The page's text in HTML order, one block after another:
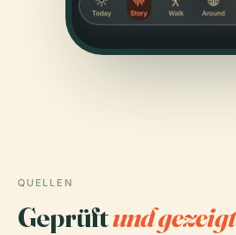
QUELLEN
Geprüftund